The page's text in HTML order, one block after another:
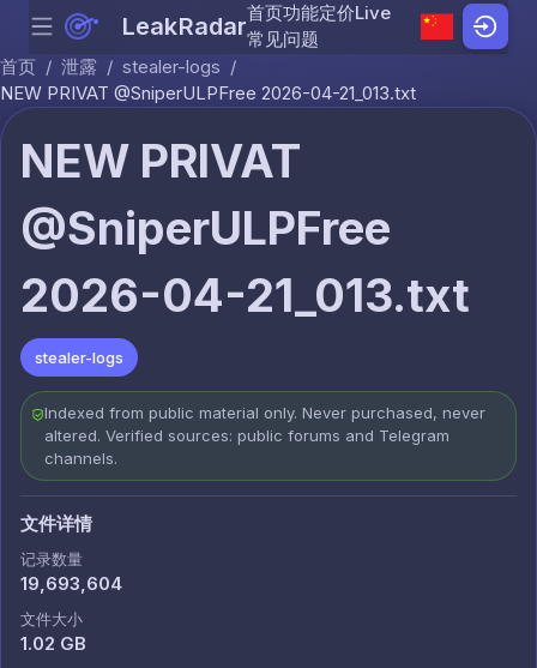
Skip to content
Menu LeakRadar首页功能定价Live
常见问题
首页 / 泄露 / stealer-logs /
NEW PRIVAT @SniperULPFree 2026-04-21_013.txt
NEW PRIVAT
@SniperULPFree
2026-04-21_013.txt
stealer-logs
Indexed from public material only. Never purchased, never
altered. Verified sources: public forums and Telegram
channels.
文件详情
记录数量
19,693,604
文件大小
1.02 GB